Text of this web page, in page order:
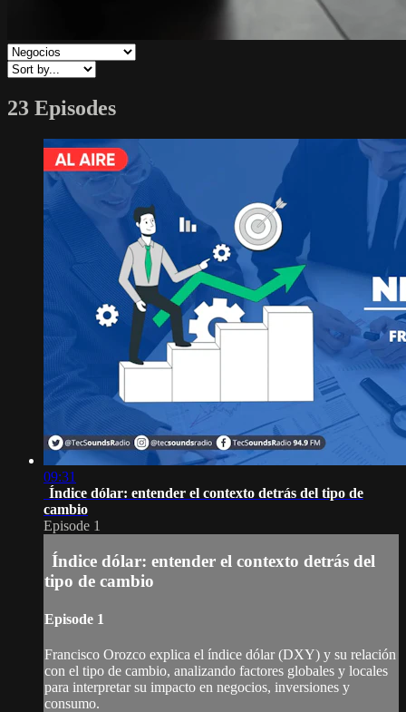
23 Episodes
09:31
Índice dólar: entender el contexto detrás del tipo de
cambio
Episode 1
Índice dólar: entender el contexto detrás del
tipo de cambio
Episode 1
Francisco Orozco explica el índice dólar (DXY) y su relación
con el tipo de cambio, analizando factores globales y locales
para interpretar su impacto en negocios, inversiones y
consumo.